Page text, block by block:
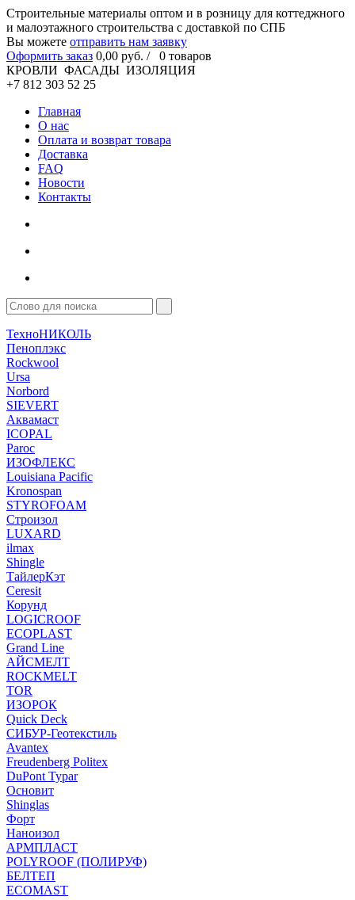
Cтроительные материалы оптом и в розницу для коттеджного
и малоэтажного строительства с доставкой по СПБ
Вы можете отправить нам заявку
Оформить заказ 0,00 руб. / 0 товаров
КРОВЛИ ФАСАДЫ ИЗОЛЯЦИЯ
+7 812 303 52 25
Главная
О нас
Оплата и возврат товара
Доставка
FAQ
Новости
Контакты
ТехноНИКОЛЬ
Пеноплэкс
Rockwool
Ursa
Norbord
SIEVERT
Аквамаст
ICOPAL
Paroc
ИЗОФЛЕКС
Louisiana Pacific
Kronospan
STYROFOAM
Строизол
LUXARD
ilmax
Shingle
ТайлерКэт
Ceresit
Корунд
LOGICROOF
ECOPLAST
Grand Line
АЙСМЕЛТ
ROCKMELT
TOR
ИЗОРОК
Quick Deck
СИБУР-Геотекстиль
Avantex
Freudenberg Politex
DuPont Typar
Основит
Shinglas
Форт
Наноизол
АРМПЛАСТ
POLYROOF (ПОЛИРУФ)
БЕЛТЕП
ECOMAST